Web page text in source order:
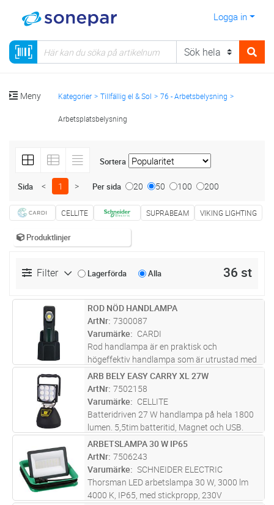
Logga in
Meny Kategorier Tillfällig el & Sol 76 - Arbetsbelysning
Arbetsplatsbelysning
Sortera
Sida < 1 > Per sida 20 50 100 200
CELLITE SUPRABEAM VIKING LIGHTING
Produktlinjer
Filter Lagerförda Alla 36 st
ST Lägg i kundvagn
ROD NÖD HANDLAMPA
ArtNr 7300087
Varumärke
CARDI
Rod handlampa är en praktisk och
högeffektiv handlampa som är utrustad med
en smart nödljusfunktion. Vid strömavbrott
tänds nödljuset (arbetsljuset) automatiskt,
vilket ger extra säkerhet och trygghe
ST Lägg i kundvagn
ARB BELY EASY CARRY XL 27W
ArtNr 7502158
Varumärke
CELLITE
Batteridriven 27 W handlampa på hela 1800
lumen. 5,5tim batteritid, Magnet och USB.
230V och 12V laddare medföljer. Praktiskt
bärhandtag och magnetfäste ger möjlighet,
till all typ av tillfällig bel...läs mer
ST Lägg i kundvagn
ARBETSLAMPA 30 W IP65
ArtNr 7506243
Varumärke
SCHNEIDER ELECTRIC
Thorsman LED arbetslampa 30 W, 3000 lm
4000 K, IP65, med stickpropp, 230V